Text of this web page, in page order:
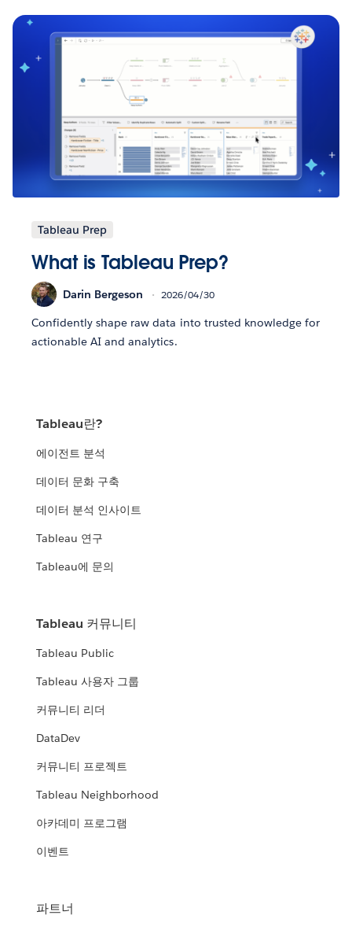
Tableau Prep
What is Tableau Prep?
Darin Bergeson 2026/04/30
Confidently shape raw data into trusted knowledge for
actionable AI and analytics.
Tableau란?
에이전트 분석
데이터 문화 구축
데이터 분석 인사이트
Tableau 연구
Tableau에 문의
Tableau 커뮤니티
Tableau Public
Tableau 사용자 그룹
커뮤니티 리더
DataDev
커뮤니티 프로젝트
Tableau Neighborhood
아카데미 프로그램
이벤트
파트너